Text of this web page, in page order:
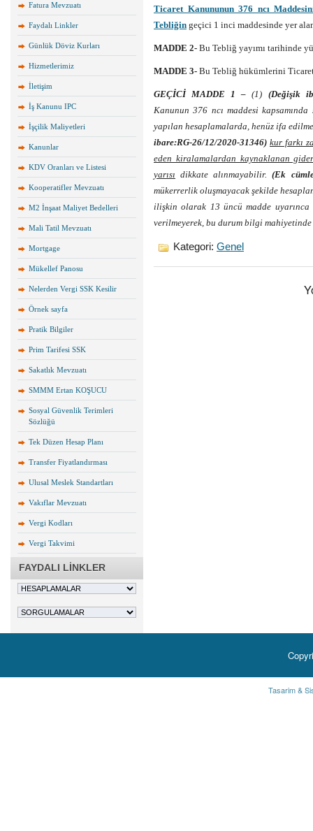
Fatura Mevzuatı
Faydalı Linkler
Günlük Döviz Kurları
Hizmetlerimiz
İletişim
İş Kanunu IPC
İşçilik Maliyetleri
Kanunlar
KDV Oranları ve Listesi
Kooperatifler Mevzuatı
M2 İnşaat Maliyet Bedelleri
Mali Tatil Mevzuatı
Mortgage
Mükellef Panosu
Nelerden Vergi SSK Kesilir
Örnek sayfa
Pratik Bilgiler
Prim Tarifesi SSK
Sakatlık Mevzuatı
SMMM Ertan KOŞUCU
Sosyal Güvenlik Terimleri
Sözlüğü
Tek Düzen Hesap Planı
Transfer Fiyatlandırması
Ulusal Meslek Standartları
Vakıflar Mevzuatı
Vergi Kodları
Vergi Takvimi
FAYDALI LİNKLER
Ticaret Kanununun 376 ncı
Tebliğin geçici 1 inci maddesinde yer
MADDE 2- Bu Tebliğ yayımı tarihinde
MADDE 3- Bu Tebliğ hükümlerini
GEÇİCİ MADDE 1 – (1) (Değişik
Kanunun 376 ncı maddesi
yapılan hesaplamalarda, henüz ifa
ibare:RG-26/12/2020-31346) kur farkı
eden kiralamalardan kaynaklanan
yarısı dikkate alınmayabilir.(Ek
mükerrerlik oluşmayacak şekilde
ilişkin olarak 13 üncü madde
verilmeyerek, bu durum bilgi
Kategori: Genel
Tasarim &